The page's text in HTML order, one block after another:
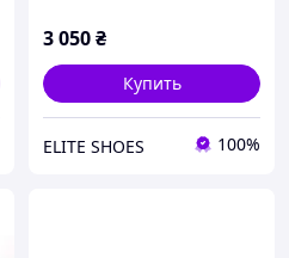
3 050₴
Купить
ELITE SHOES 100%